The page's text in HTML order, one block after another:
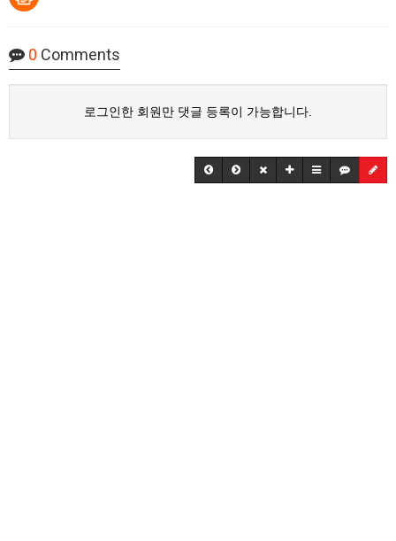
0 Comments
로그인한 회원만 댓글 등록이 가능합니다.